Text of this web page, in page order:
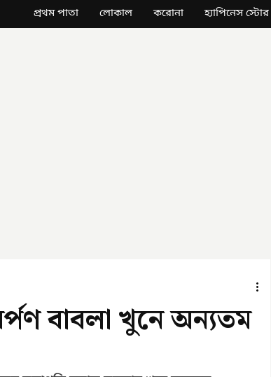
প্রথম পাতা লোকাল করোনা হ্যাপিনেস স্টোর
বাবলা খুনে অন্যতম